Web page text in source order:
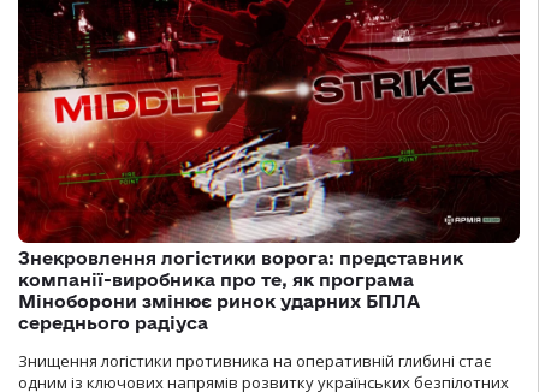
Знекровлення логістики ворога: представник
компанії-виробника про те, як програма
Міноборони змінює ринок ударних БПЛА
середнього радіуса
Знищення логістики противника на оперативній глибині стає
одним із ключових напрямів розвитку українських безпілотних